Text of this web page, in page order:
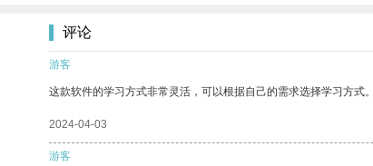
评论
游客
这款软件的学习方式非常灵活，可以根据自己的需求选择学习方式。
2024-04-03
游客